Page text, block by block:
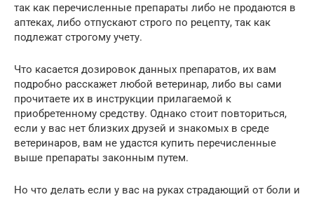
так как перечисленные препараты либо не продаются в
аптеках, либо отпускают строго по рецепту, так как
подлежат строгому учету.
Что касается дозировок данных препаратов, их вам
подробно расскажет любой ветеринар, либо вы сами
прочитаете их в инструкции прилагаемой к
приобретенному средству. Однако стоит повториться,
если у вас нет близких друзей и знакомых в среде
ветеринаров, вам не удастся купить перечисленные
выше препараты законным путем.
Но что делать если у вас на руках страдающий от боли и